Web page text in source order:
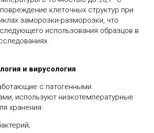
клеточных структур при
заморозки-разморозки, что
использования образцов в
и вирусология
с патогенными
используют низкотемпературные
хранения: